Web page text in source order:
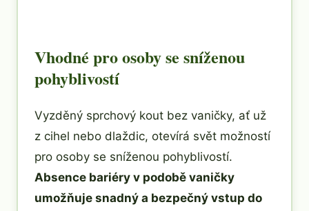
Vhodné pro osoby se sníženou
pohyblivostí
Vyzděný sprchový kout bez vaničky, ať už
z cihel nebo dlaždic, otevírá svět možností
pro osoby se sníženou pohyblivostí.
Absence bariéry v podobě vaničky
umožňuje snadný a bezpečný vstup do